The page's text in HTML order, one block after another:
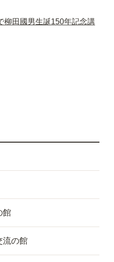
柳田國男生誕150年記念講
館
流の館